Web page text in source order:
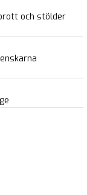
och stölder